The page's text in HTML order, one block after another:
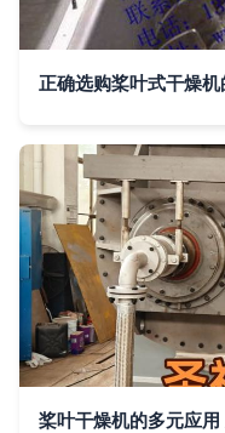
正确选购桨叶式干燥
桨叶干燥机的多元应